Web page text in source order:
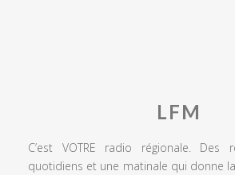
LFM
C’est VOTRE radio régionale. Des
quotidiens et une matinale qui donne